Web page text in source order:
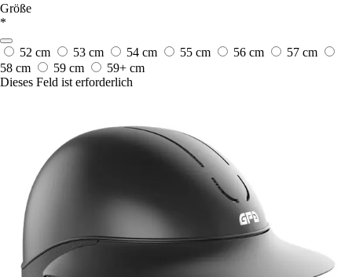
Größe
*
52 cm 53 cm 54 cm 55 cm 56 cm
57 cm
58 cm
59 cm
59+ cm
Dieses Feld ist erforderlich